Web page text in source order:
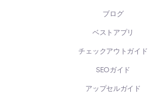
ブログ
ベストアプリ
チェックアウトガイド
SEOガイド
アップセルガイド